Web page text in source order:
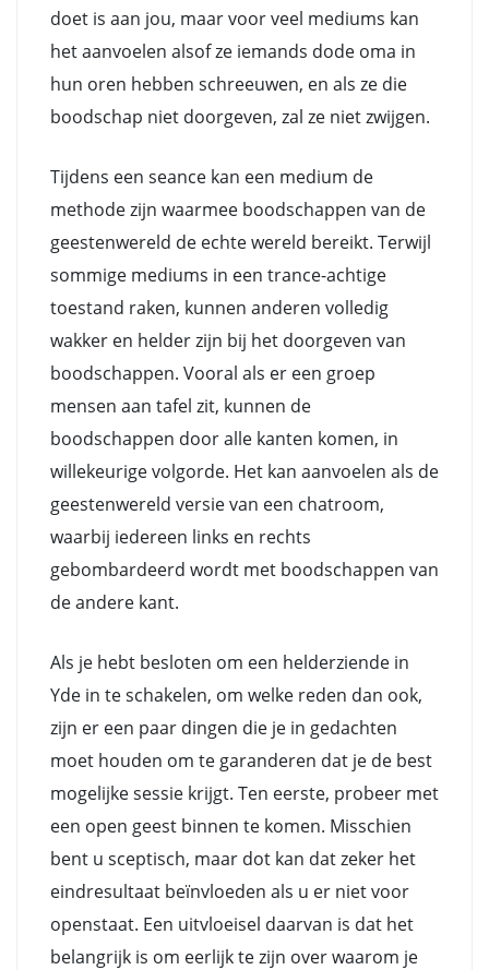
doet is aan jou, maar voor veel mediums kan
het aanvoelen alsof ze iemands dode oma in
hun oren hebben schreeuwen, en als ze die
boodschap niet doorgeven, zal ze niet zwijgen.
Tijdens een seance kan een medium de
methode zijn waarmee boodschappen van de
geestenwereld de echte wereld bereikt. Terwijl
sommige mediums in een trance-achtige
toestand raken, kunnen anderen volledig
wakker en helder zijn bij het doorgeven van
boodschappen. Vooral als er een groep
mensen aan tafel zit, kunnen de
boodschappen door alle kanten komen, in
willekeurige volgorde. Het kan aanvoelen als de
geestenwereld versie van een chatroom,
waarbij iedereen links en rechts
gebombardeerd wordt met boodschappen van
de andere kant.
Als je hebt besloten om een helderziende in
Yde in te schakelen, om welke reden dan ook,
zijn er een paar dingen die je in gedachten
moet houden om te garanderen dat je de best
mogelijke sessie krijgt. Ten eerste, probeer met
een open geest binnen te komen. Misschien
bent u sceptisch, maar dot kan dat zeker het
eindresultaat beïnvloeden als u er niet voor
openstaat. Een uitvloeisel daarvan is dat het
belangrijk is om eerlijk te zijn over waarom je